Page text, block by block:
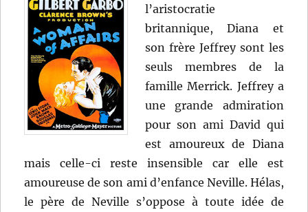
l’aristocratie
britannique, Diana et
son frère Jeffrey sont les
seuls membres de la
famille Merrick. Jeffrey a
une grande admiration
pour son ami David qui
est amoureux de Diana
mais celle-ci reste insensible car elle est
amoureuse de son ami d’enfance Neville. Hélas,
le père de Neville s’oppose à toute idée de